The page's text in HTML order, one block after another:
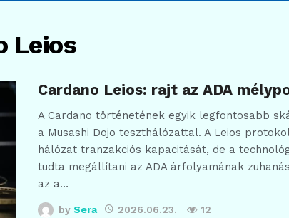
Leios
Cardano Leios: rajt az ADA
A Cardano történetének egyik legfontosabb
a Musashi Dojo teszthálózattal. A Leios
hálózat tranzakciós kapacitását, de a
tudta megállítani az ADA árfolyamának
az a…
by Sera 2026.06.23. 12